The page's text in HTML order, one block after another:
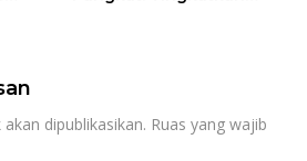
dipublikasikan. Ruas yang wajib